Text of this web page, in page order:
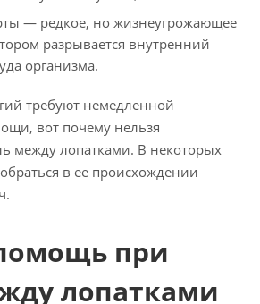
— редкое, но жизнеугрожающее
разрывается внутренний
организма.
требуют немедленной
вот почему нельзя
между лопатками. В некоторых
в ее происхождении
при
лопатками